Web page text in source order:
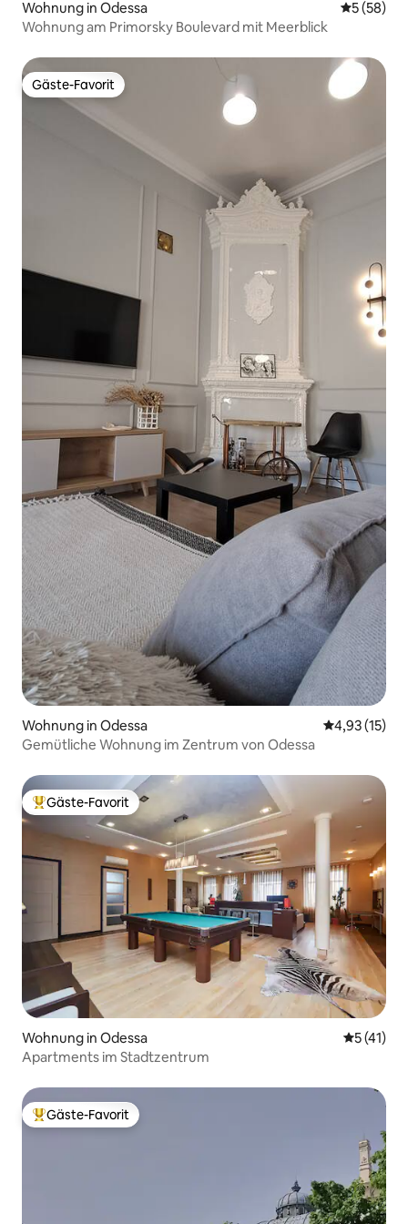
Wohnung in Odessa
5 (58)
Wohnung am Primorsky Boulevard mit Meerblick
Gäste-Favorit
Gäste-Favorit
Wohnung in Odessa
4,93 (15)
Gemütliche Wohnung im Zentrum von Odessa
Beliebter Gäste-Favorit.
Gäste-Favorit
Wohnung in Odessa
5 (41)
Apartments im Stadtzentrum
Beliebter Gäste-Favorit.
Gäste-Favorit